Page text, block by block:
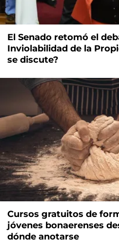
El Senado retomó el
Inviolabilidad de la
se discute?
Cursos gratuitos de
jóvenes bonaerenses
dónde anotarse